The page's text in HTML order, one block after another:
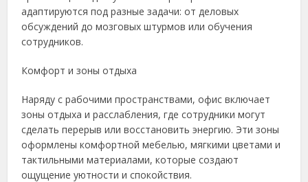
адаптируются под разные задачи: от деловых
обсуждений до мозговых штурмов или обучения
сотрудников.
Комфорт и зоны отдыха
Наряду с рабочими пространствами, офис включает
зоны отдыха и расслабления, где сотрудники могут
сделать перерыв или восстановить энергию. Эти зоны
оформлены комфортной мебелью, мягкими цветами и
тактильными материалами, которые создают
ощущение уютности и спокойствия.